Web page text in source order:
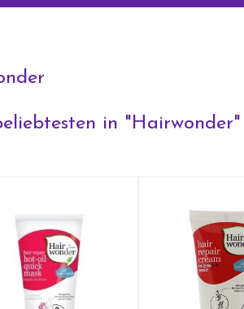
in "Hairwonder"